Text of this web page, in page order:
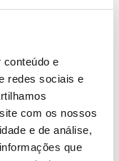
e
redes sociais e
com os nossos
e de análise,
que
o
tarde, a
Geral.